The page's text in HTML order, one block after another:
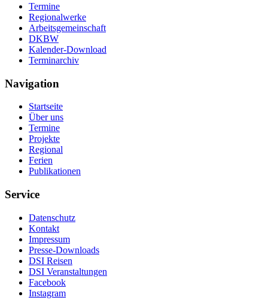
Termine
Regionalwerke
Arbeitsgemeinschaft
DKBW
Kalender-Download
Terminarchiv
Navigation
Startseite
Über uns
Termine
Projekte
Regional
Ferien
Publikationen
Service
Datenschutz
Kontakt
Impressum
Presse-Downloads
DSI Reisen
DSI Veranstaltungen
Facebook
Instagram